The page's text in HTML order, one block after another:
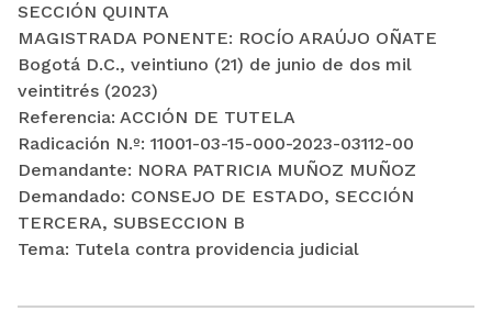
SECCIÓN QUINTA
MAGISTRADA PONENTE: ROCÍO ARAÚJO OÑATE
Bogotá D.C., veintiuno (21) de junio de dos mil
veintitrés (2023)
Referencia: ACCIÓN DE TUTELA
Radicación N.º: 11001-03-15-000-2023-03112-00
Demandante: NORA PATRICIA MUÑOZ MUÑOZ
Demandado: CONSEJO DE ESTADO, SECCIÓN
TERCERA, SUBSECCION B
Tema: Tutela contra providencia judicial